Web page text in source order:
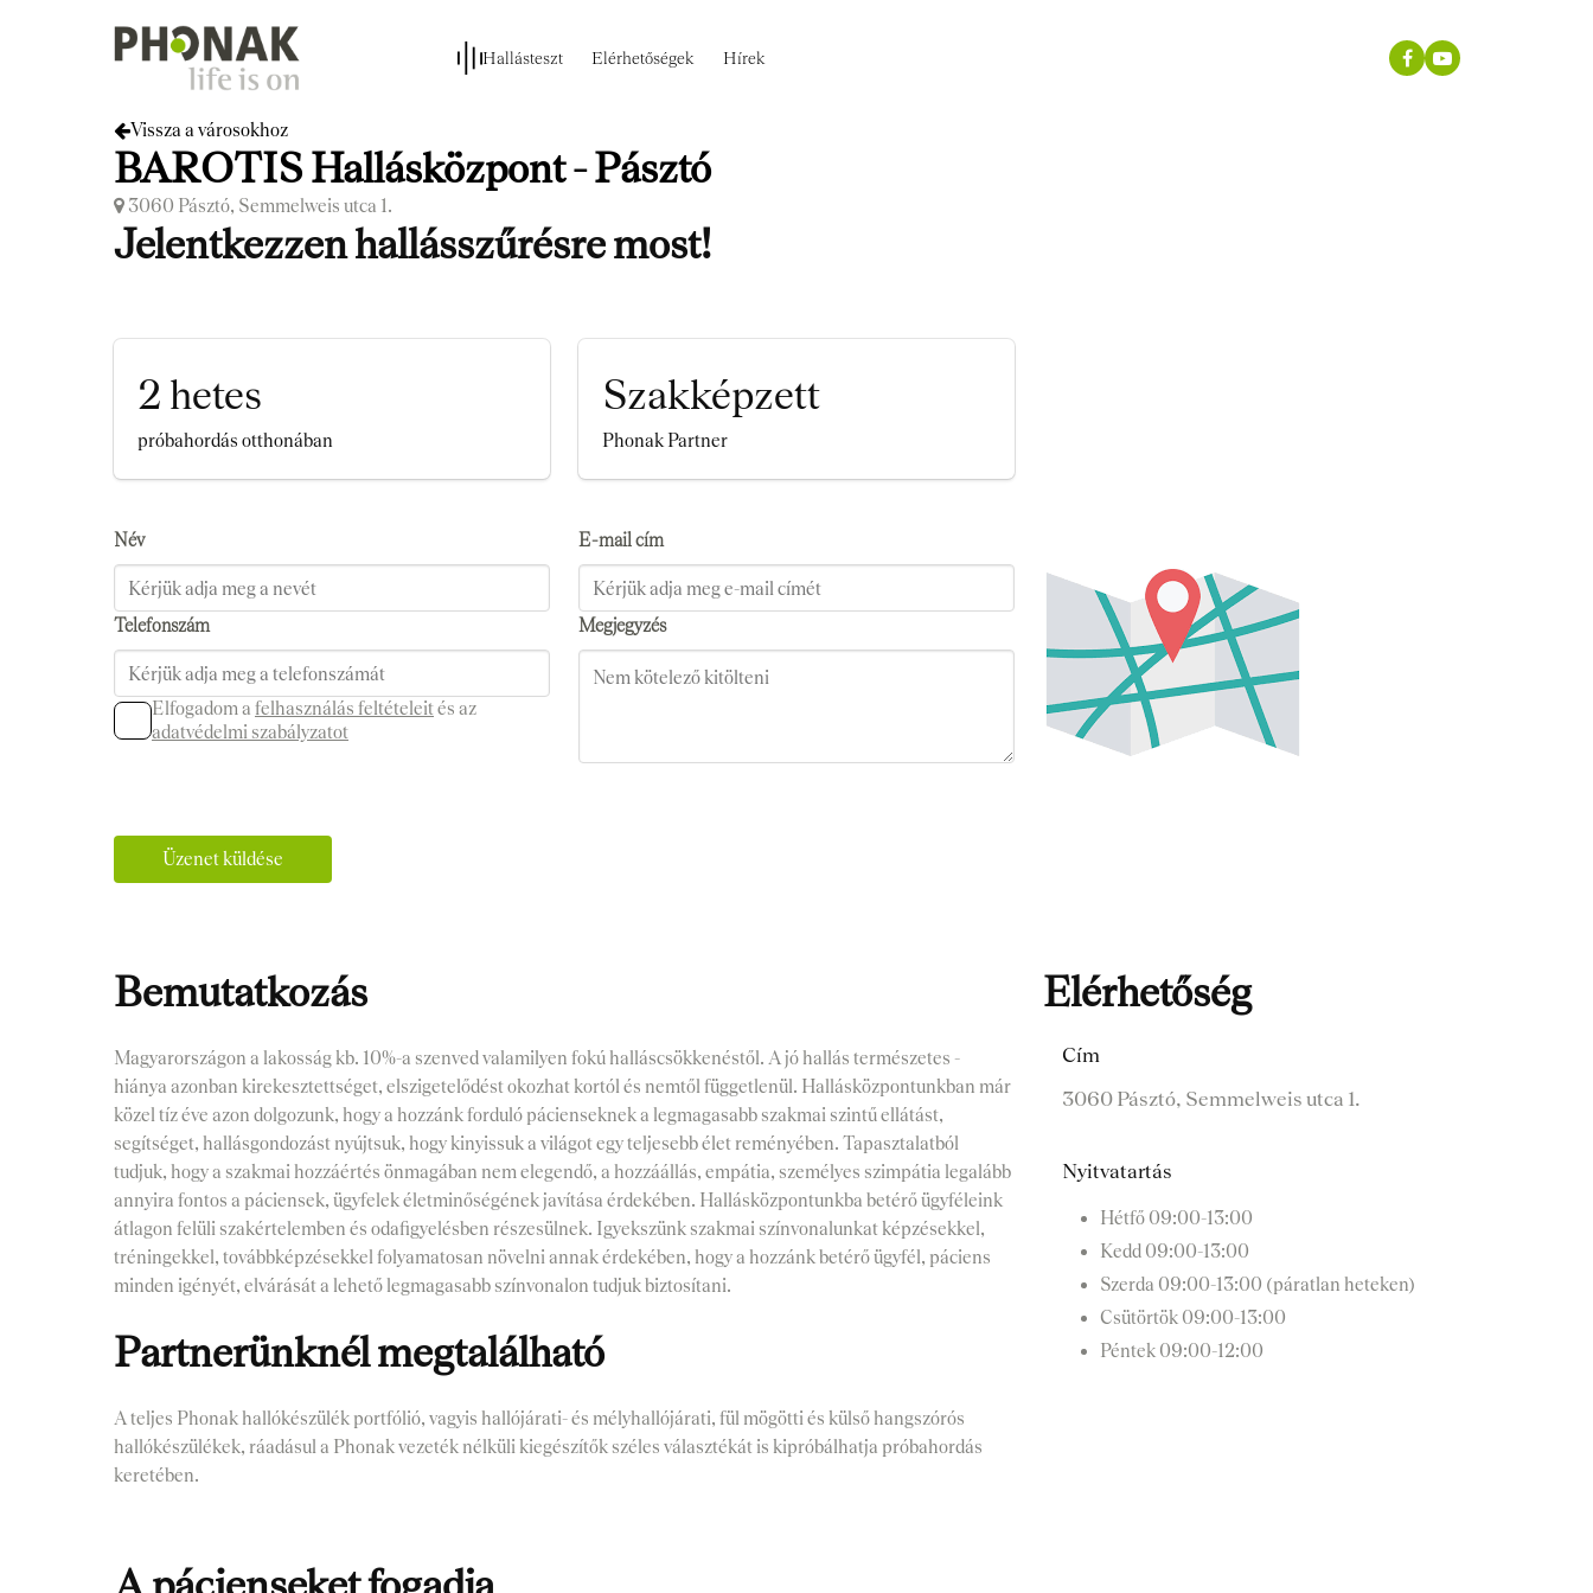
Hallásteszt Elérhetőségek Hírek
Vissza a városokhoz
BAROTIS Hallásközpont - Pásztó
3060 Pásztó, Semmelweis utca 1.
Jelentkezzen hallásszűrésre most!
2 hetes
próbahordás otthonában
Szakképzett
Phonak Partner
Név
Telefonszám
Elfogadom a felhasználás feltételeités az
adatvédelmi szabályzatot
E-mail cím
Megjegyzés
Üzenet küldése
Bemutatkozás
Magyarországon a lakosság kb. 10%-a szenved valamilyen fokú halláscsökkenéstől. A jó hallás természetes -
hiánya azonban kirekesztettséget, elszigetelődést okozhat kortól és nemtől függetlenül. Hallásközpontunkban már
közel tíz éve azon dolgozunk, hogy a hozzánk forduló pácienseknek a legmagasabb szakmai szintű ellátást,
segítséget, hallásgondozást nyújtsuk, hogy kinyissuk a világot egy teljesebb élet reményében. Tapasztalatból
tudjuk, hogy a szakmai hozzáértés önmagában nem elegendő, a hozzáállás, empátia, személyes szimpátia legalább
annyira fontos a páciensek, ügyfelek életminőségének javítása érdekében. Hallásközpontunkba betérő ügyféleink
átlagon felüli szakértelemben és odafigyelésben részesülnek. Igyekszünk szakmai színvonalunkat képzésekkel,
tréningekkel, továbbképzésekkel folyamatosan növelni annak érdekében, hogy a hozzánk betérő ügyfél, páciens
minden igényét, elvárását a lehető legmagasabb színvonalon tudjuk biztosítani.
Partnerünknél megtalálható
A teljes Phonak hallókészülék portfólió, vagyis hallójárati- és mélyhallójárati, fül mögötti és külső hangszórós
hallókészülékek, ráadásul a Phonak vezeték nélküli kiegészítők széles választékát is kipróbálhatja próbahordás
keretében.
Elérhetőség
Cím
3060 Pásztó, Semmelweis utca 1.
Nyitvatartás
Hétfő 09:00-13:00
Kedd 09:00-13:00
Szerda 09:00-13:00 (páratlan heteken)
Csütörtök 09:00-13:00
Péntek 09:00-12:00